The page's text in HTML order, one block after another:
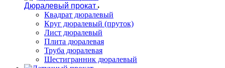
Дюралевый прокат
Квадрат дюралевый
Круг дюралевый (пруток)
Лист дюралевый
Плита дюралевая
Труба дюралевая
Шестигранник дюралевый